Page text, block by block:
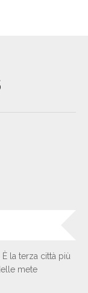
la terza città più
mete